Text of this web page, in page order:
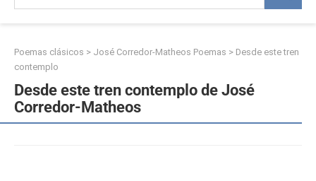
Poemas clásicos > José Corredor-Matheos Poemas > Desde este tren
contemplo
Desde este tren contemplo de José
Corredor-Matheos